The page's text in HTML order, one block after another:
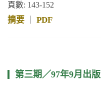
頁數: 143-152
摘要 PDF
第三期／97年9月出版